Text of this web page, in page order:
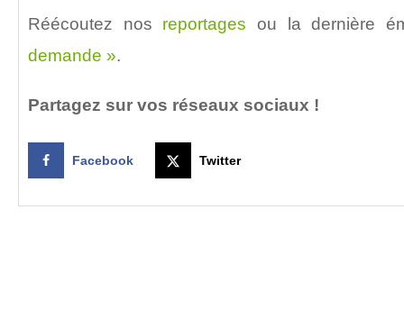
Réécoutez nos reportages ou la dernière
demande ».
Partagez sur vos réseaux sociaux !
Facebook Twitter